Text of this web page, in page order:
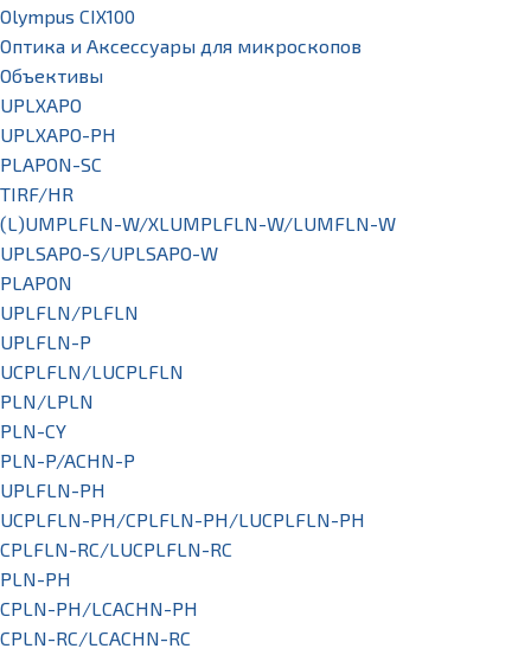
Olympus CIX100
Оптика и Аксессуары для микроскопов
Объективы
UPLXAPO
UPLXAPO-PH
PLAPON-SC
TIRF/HR
(L)UMPLFLN-W/XLUMPLFLN-W/LUMFLN-W
UPLSAPO-S/UPLSAPO-W
PLAPON
UPLFLN/PLFLN
UPLFLN-P
UCPLFLN/LUCPLFLN
PLN/LPLN
PLN-CY
PLN-P/ACHN-P
UPLFLN-PH
UCPLFLN-PH/CPLFLN-PH/LUCPLFLN-PH
CPLFLN-RC/LUCPLFLN-RC
PLN-PH
CPLN-PH/LCACHN-PH
CPLN-RC/LCACHN-RC